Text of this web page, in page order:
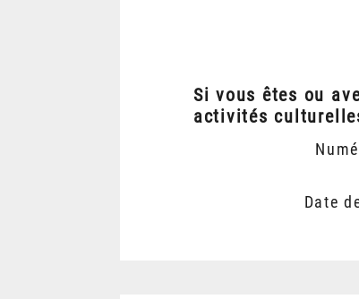
Si vous êtes ou
activités
Date